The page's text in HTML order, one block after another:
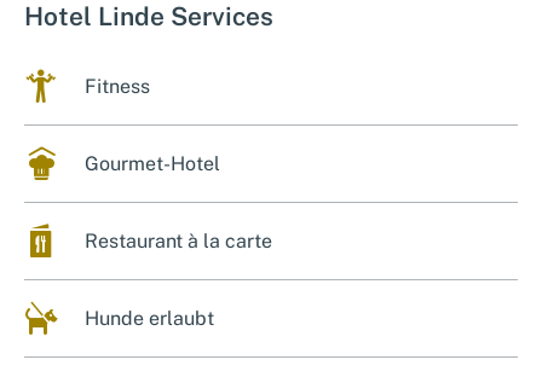
Hotel Linde Services
training Fitness
gourmethotel Gourmet-Hotel
card Restaurant à la carte
dog Hunde erlaubt